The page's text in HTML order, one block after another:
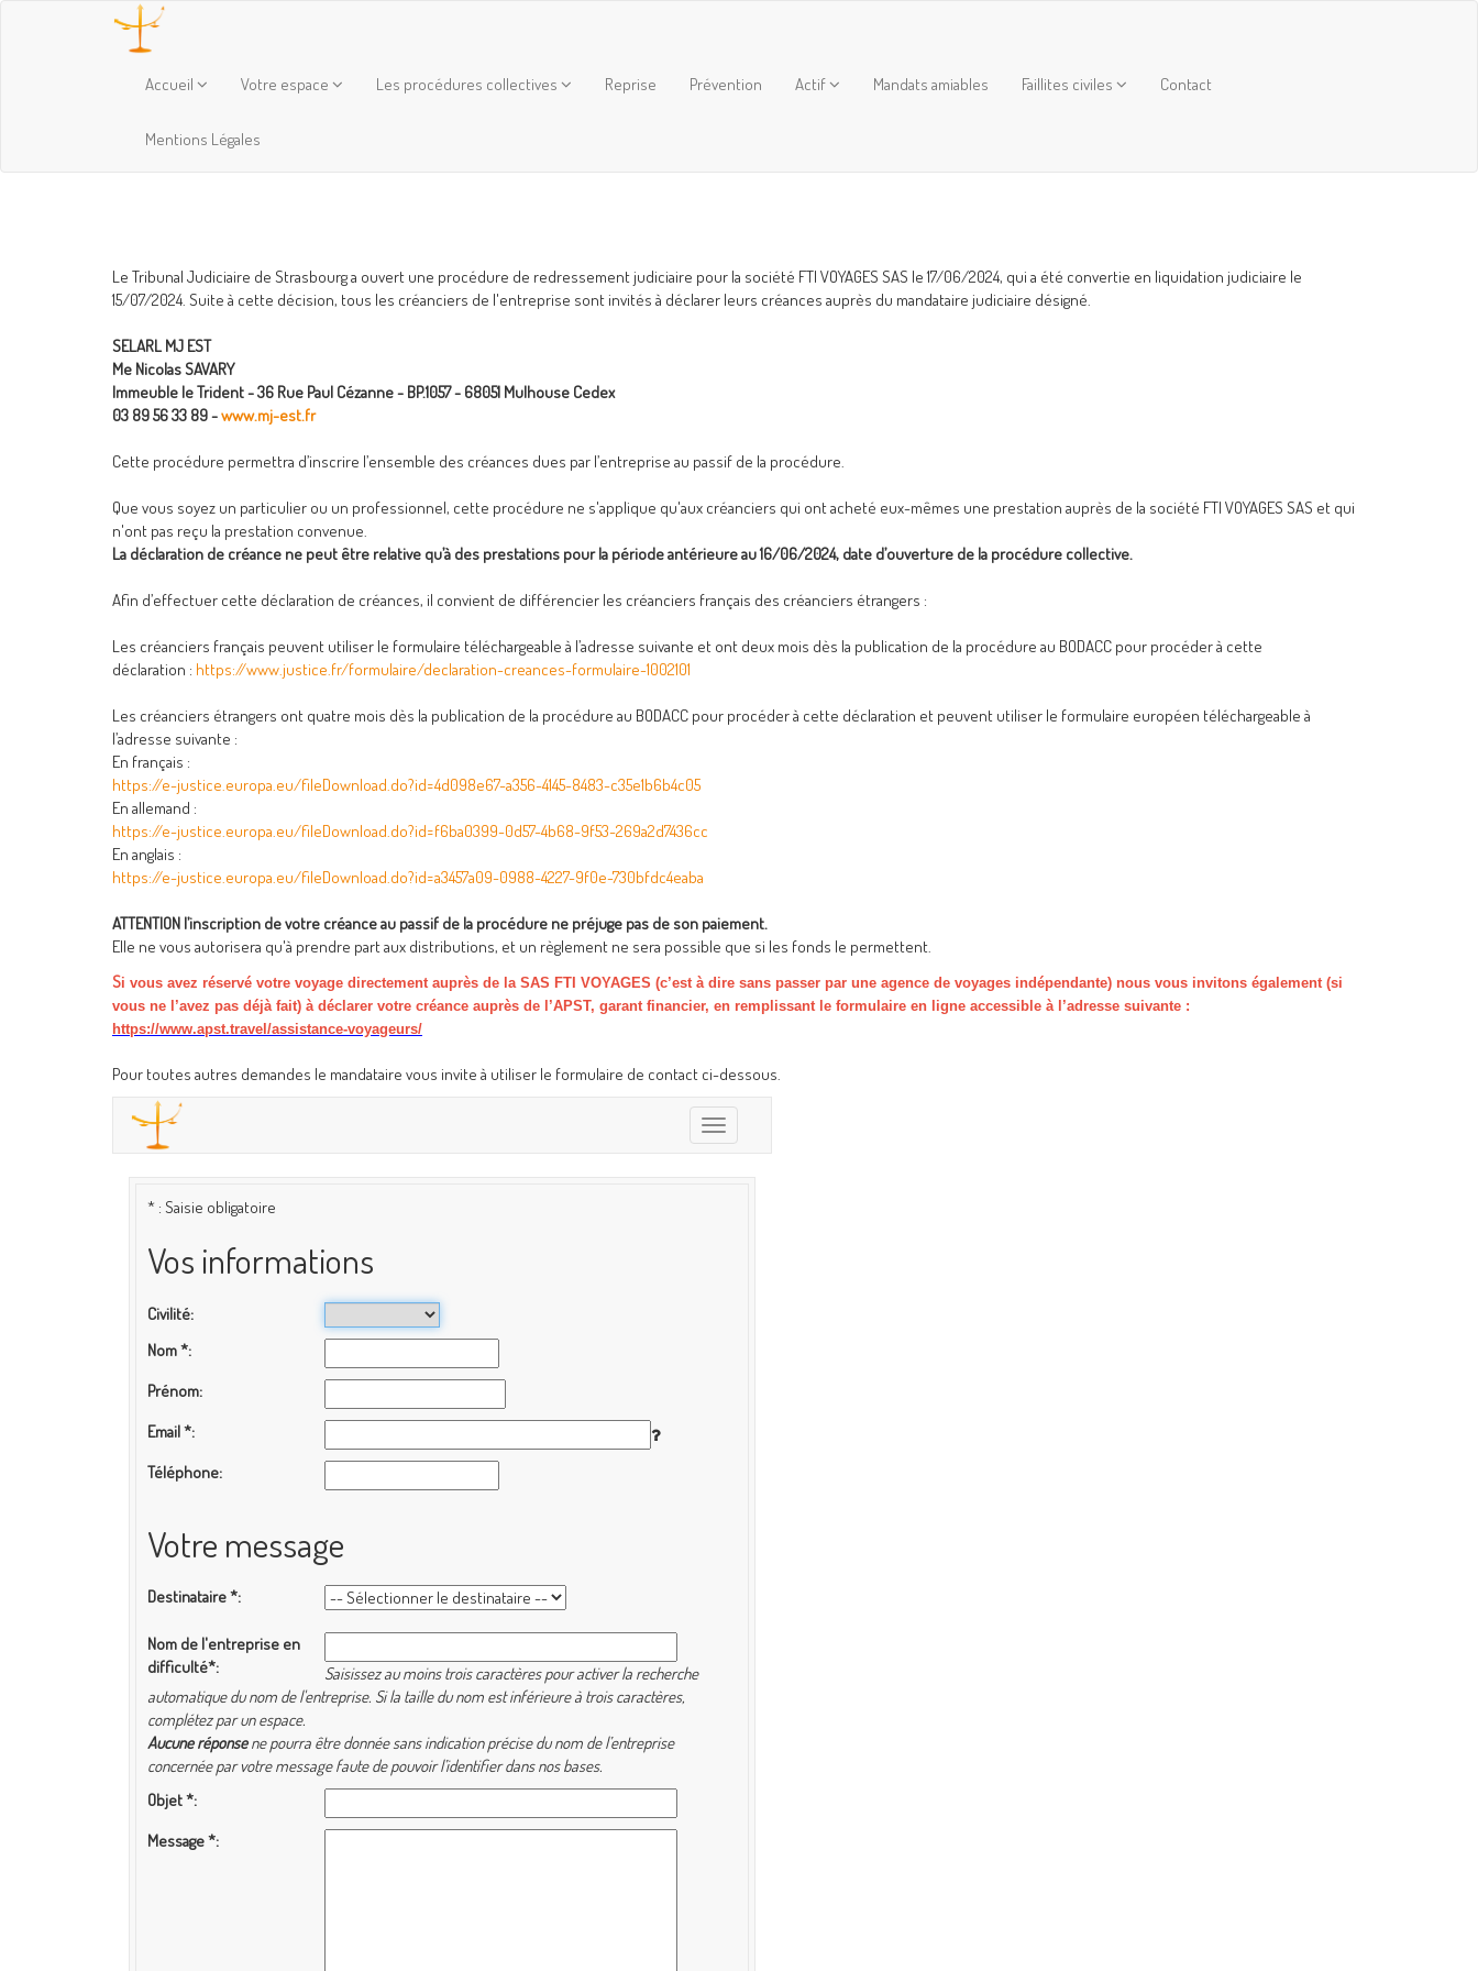
Accueil Votre espace Les procédures collectives Reprise Prévention Actif Mandats amiables Faillites civiles Contact
Mentions Légales
Le Tribunal Judiciaire de Strasbourg a ouvert une procédure de redressement judiciaire pour la société FTI VOYAGES SAS le 17/06/2024, qui a été convertie en liquidation judiciaire le
15/07/2024. Suite à cette décision, tous les créanciers de l'entreprise sont invités à déclarer leurs créances auprès du mandataire judiciaire désigné.
SELARL MJ EST
Me Nicolas SAVARY
Immeuble le Trident - 36 Rue Paul Cézanne - BP.1057 - 68051 Mulhouse Cedex
03 89 56 33 89 -www.mj-est.fr
Cette procédure permettra d’inscrire l’ensemble des créances dues par l’entreprise au passif de la procédure.
Que vous soyez un particulier ou un professionnel, cette procédure ne s'applique qu'aux créanciers qui ont acheté eux-mêmes une prestation auprès de la société FTI VOYAGES SAS et qui
n'ont pas reçu la prestation convenue.
La déclaration de créance ne peut être relative qu’à des prestations pour la période antérieure au 16/06/2024, date d’ouverture de la procédure collective.
Afin d’effectuer cette déclaration de créances, il convient de différencier les créanciers français des créanciers étrangers :
Les créanciers français peuvent utiliser le formulaire téléchargeable à l’adresse suivante et ont deux mois dès la publication de la procédure au BODACC pour procéder à cette
déclaration : https://www.justice.fr/formulaire/declaration-creances-formulaire-1002101
Les créanciers étrangers ont quatre mois dès la publication de la procédure au BODACC pour procéder à cette déclaration et peuvent utiliser le formulaire européen téléchargeable à
l’adresse suivante :
En français :
https://e-justice.europa.eu/fileDownload.do?id=4d098e67-a356-4145-8483-c35e1b6b4c05
En allemand :
https://e-justice.europa.eu/fileDownload.do?id=f6ba0399-0d57-4b68-9f53-269a2d7436cc
En anglais :
https://e-justice.europa.eu/fileDownload.do?id=a3457a09-0988-4227-9f0e-730bfdc4eaba
ATTENTION l’inscription de votre créance au passif de la procédure ne préjuge pas de son paiement.
Elle ne vous autorisera qu'à prendre part aux distributions, et un règlement ne sera possible que si les fonds le permettent.
Si vous avez réservé votre voyage directement auprès de la SAS FTI VOYAGES (c’est à dire sans passer par une agence de voyages indépendante) nous vous invitons également (si
vous ne l’avez pas déjà fait) à déclarer votre créance auprès de l’APST, garant financier, en remplissant le formulaire en ligne accessible à l’adresse suivante :
https://www.apst.travel/assistance-voyageurs/
Pour toutes autres demandes le mandataire vous invite à utiliser le formulaire de contact ci-dessous.